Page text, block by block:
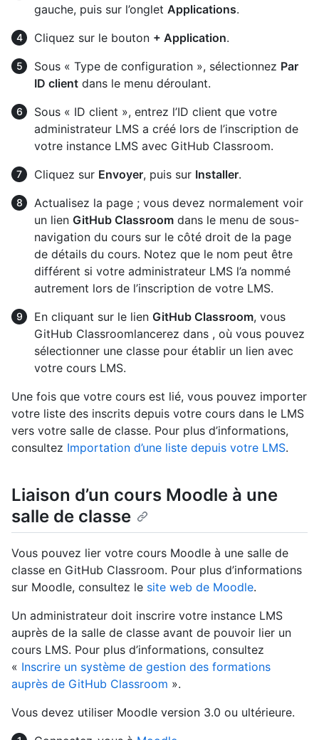
gauche, puis sur l’onglet Applications.
Cliquez sur le bouton + Application.
Sous « Type de configuration », sélectionnez Par
ID client dans le menu déroulant.
Sous « ID client », entrez l’ID client que votre
administrateur LMS a créé lors de l’inscription de
votre instance LMS avec GitHub Classroom.
Cliquez sur Envoyer, puis sur Installer.
Actualisez la page ; vous devez normalement voir
un lien GitHub Classroom dans le menu de sous-
navigation du cours sur le côté droit de la page
de détails du cours. Notez que le nom peut être
différent si votre administrateur LMS l’a nommé
autrement lors de l’inscription de votre LMS.
En cliquant sur le lien GitHub Classroom, vous
GitHub Classroomlancerez dans , où vous pouvez
sélectionner une classe pour établir un lien avec
votre cours LMS.
Une fois que votre cours est lié, vous pouvez importer
votre liste des inscrits depuis votre cours dans le LMS
vers votre salle de classe. Pour plus d’informations,
consultez Importation d’une liste depuis votre LMS.
Liaison d’un cours Moodle à une
salle de classe
Vous pouvez lier votre cours Moodle à une salle de
classe en GitHub Classroom. Pour plus d’informations
sur Moodle, consultez le site web de Moodle.
Un administrateur doit inscrire votre instance LMS
auprès de la salle de classe avant de pouvoir lier un
cours LMS. Pour plus d’informations, consultez
« Inscrire un système de gestion des formations
auprès de GitHub Classroom ».
Vous devez utiliser Moodle version 3.0 ou ultérieure.